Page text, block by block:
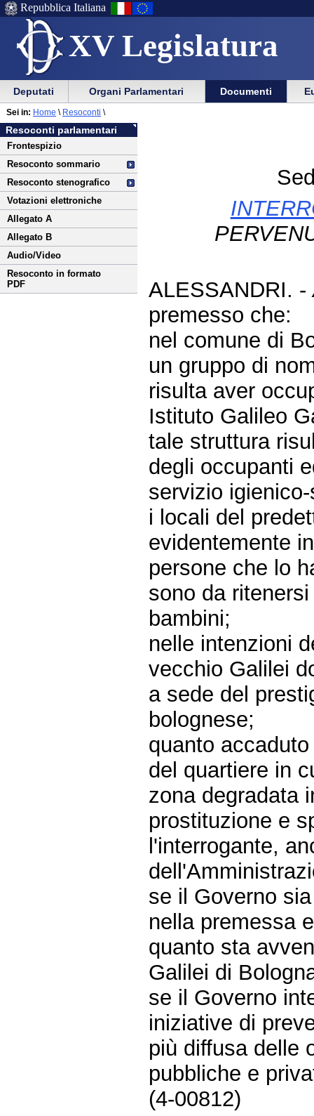
XV Legislatura
Menu
di
ausilio
alla
navigazione
Vai
Menu
di
navigazione
principale
Repubblica Italiana
Menu
di
navigazione
principale
Vai
menu
di
sezione
Deputati Organi Parlamentari Documenti
Vai
al
contenuto
Resoconti parlamentari
Frontespizio
Resoconto sommario
Resoconto stenografico
Votazioni elettroniche
Allegato A
Allegato B
Audio/Video
Resoconto in formato
PDF
Sei in: Home \ Resoconti \
ALESSANDRI. -
premesso che:
nel comune di
un gruppo di
risulta aver
Istituto Galileo
tale struttura
degli occupanti
servizio
i locali del
evidentemente
persone che lo
sono da
bambini;
nelle intenzioni
vecchio Galilei
a sede del
bolognese;
quanto
del quartiere in
zona degradata
prostituzione e
l'interrogante,
se il Governo
nella premessa
quanto sta
Galilei di
se il Governo
iniziative di
più diffusa delle
pubbliche e
(4-00812)